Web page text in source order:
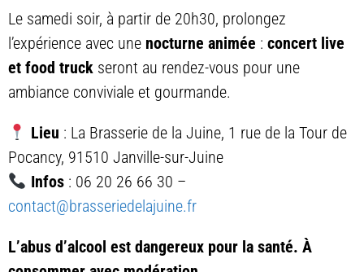
Le samedi soir, à partir de 20h30, prolongez
l’expérience avec une nocturne animée : concert live
et food truck seront au rendez-vous pour une
ambiance conviviale et gourmande.
Lieu : La Brasserie de la Juine, 1 rue de la Tour de
Pocancy, 91510 Janville-sur-Juine
Infos: 06 20 26 66 30 –
contact@brasseriedelajuine.fr
L’abus d’alcool est dangereux pour la santé. À